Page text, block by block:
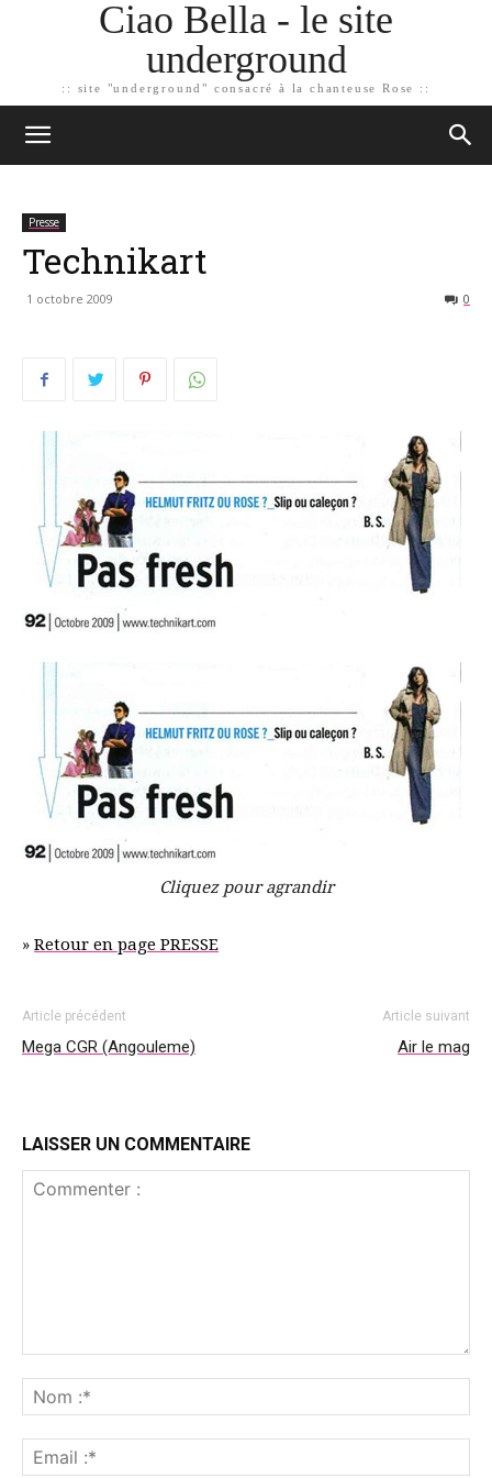
Ciao Bella - le site
underground
:: site "underground" consacré à la chanteuse Rose ::
Presse
Technikart
1 octobre 2009 0
Cliquez pour agrandir
» Retour en page PRESSE
Article précédent
Mega CGR (Angouleme)
Article suivant
Air le mag
LAISSER UN COMMENTAIRE